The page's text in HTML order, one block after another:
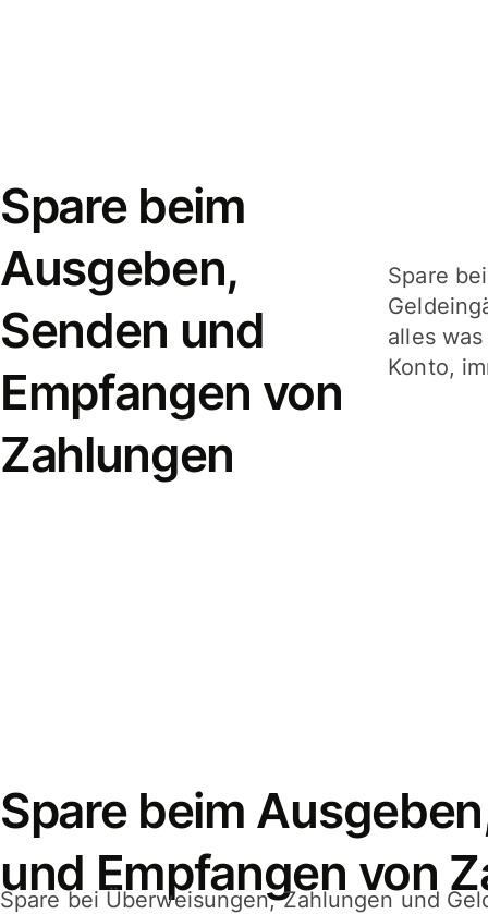
Spare beim
Ausgeben,
Senden und
Empfangen von
Zahlungen
Spare
alles
Konto,
Spare beim
und Empfangen von
Spare bei Überweisungen, Zahlungen und